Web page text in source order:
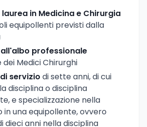
laurea in Medicina e Chirurgia
equipollenti previsti dalla
professionale
dei Medici Chirurghi
servizio di sette anni, di cui
disciplina o disciplina
e specializzazione nella
in una equipollente, ovvero
dieci anni nella disciplina